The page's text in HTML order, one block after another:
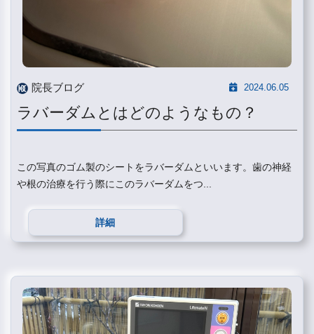
院長ブログ 2024.06.05
ラバーダムとはどのようなもの？
この写真のゴム製のシートをラバーダムといいます。歯の神経
や根の治療を行う際にこのラバーダムをつ...
詳細